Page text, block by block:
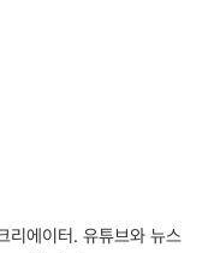
에이터. 유튜브와 뉴스